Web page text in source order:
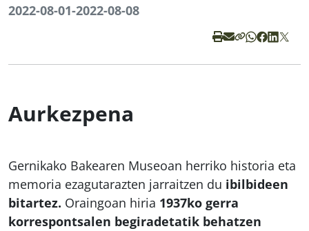
2022-08-01-2022-08-08
Aurkezpena
Gernikako Bakearen Museoan herriko historia eta
memoria ezagutarazten jarraitzen du ibilbideen
bitartez. Oraingoan hiria 1937ko gerra
korrespontsalen begiradetatik behatzen